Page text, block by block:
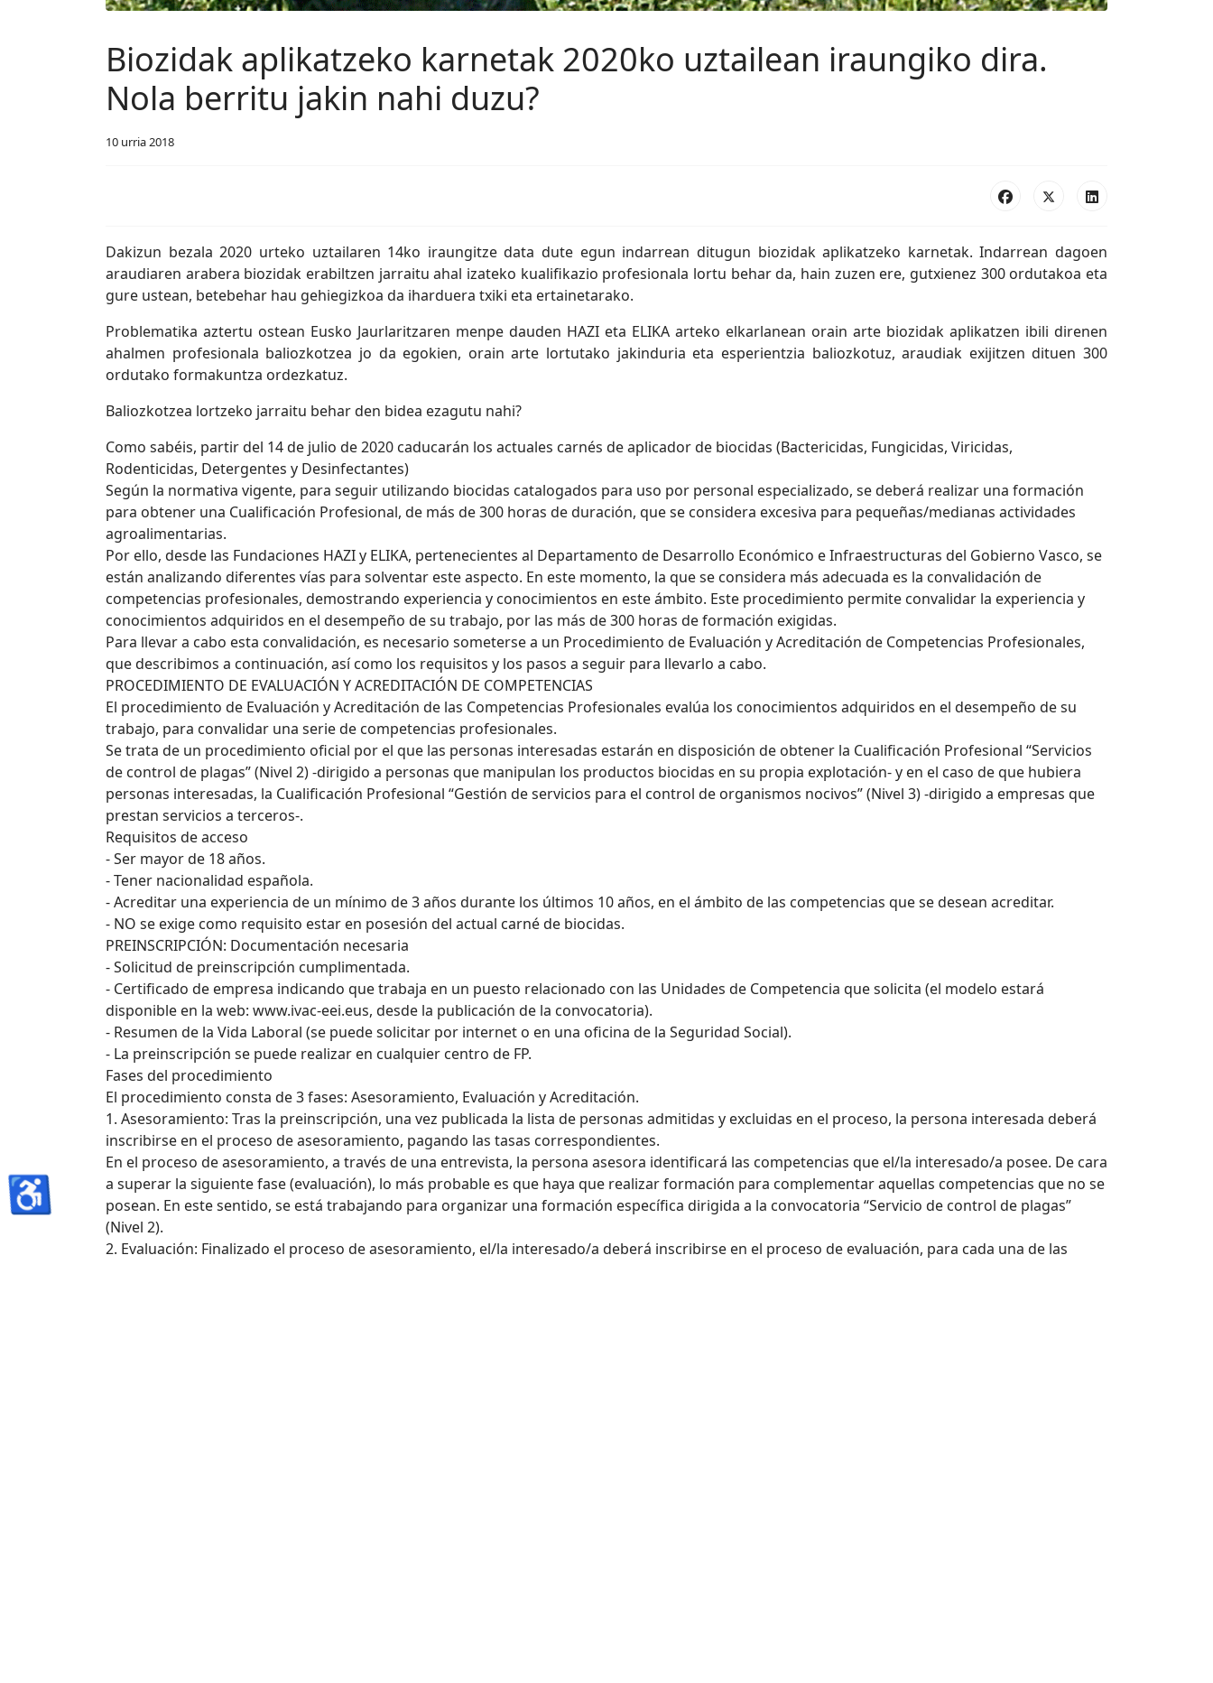
Biozidak aplikatzeko karnetak 2020ko uztailean iraungiko dira.
Nola berritu jakin nahi duzu?
10 urria 2018
Dakizun bezala 2020 urteko uztailaren 14ko iraungitze data dute egun indarrean ditugun biozidak aplikatzeko karnetak. Indarrean dagoen
araudiaren arabera biozidak erabiltzen jarraitu ahal izateko kualifikazio profesionala lortu behar da, hain zuzen ere, gutxienez 300 ordutakoa eta
gure ustean, betebehar hau gehiegizkoa da iharduera txiki eta ertainetarako.
Problematika aztertu ostean Eusko Jaurlaritzaren menpe dauden HAZI eta ELIKA arteko elkarlanean orain arte biozidak aplikatzen ibili direnen
ahalmen profesionala baliozkotzea jo da egokien, orain arte lortutako jakinduria eta esperientzia baliozkotuz, araudiak exijitzen dituen 300
ordutako formakuntza ordezkatuz.
Baliozkotzea lortzeko jarraitu behar den bidea ezagutu nahi?
Como sabéis, partir del 14 de julio de 2020 caducarán los actuales carnés de aplicador de biocidas (Bactericidas, Fungicidas, Viricidas,
Rodenticidas, Detergentes y Desinfectantes)
Según la normativa vigente, para seguir utilizando biocidas catalogados para uso por personal especializado, se deberá realizar una formación
para obtener una Cualificación Profesional, de más de 300 horas de duración, que se considera excesiva para pequeñas/medianas actividades
agroalimentarias.
Por ello, desde las Fundaciones HAZI y ELIKA, pertenecientes al Departamento de Desarrollo Económico e Infraestructuras del Gobierno Vasco, se
están analizando diferentes vías para solventar este aspecto. En este momento, la que se considera más adecuada es la convalidación de
competencias profesionales, demostrando experiencia y conocimientos en este ámbito. Este procedimiento permite convalidar la experiencia y
conocimientos adquiridos en el desempeño de su trabajo, por las más de 300 horas de formación exigidas.
Para llevar a cabo esta convalidación, es necesario someterse a un Procedimiento de Evaluación y Acreditación de Competencias Profesionales,
que describimos a continuación, así como los requisitos y los pasos a seguir para llevarlo a cabo.
PROCEDIMIENTO DE EVALUACIÓN Y ACREDITACIÓN DE COMPETENCIAS
El procedimiento de Evaluación y Acreditación de las Competencias Profesionales evalúa los conocimientos adquiridos en el desempeño de su
trabajo, para convalidar una serie de competencias profesionales.
Se trata de un procedimiento oficial por el que las personas interesadas estarán en disposición de obtener la Cualificación Profesional “Servicios
de control de plagas” (Nivel 2) -dirigido a personas que manipulan los productos biocidas en su propia explotación- y en el caso de que hubiera
personas interesadas, la Cualificación Profesional “Gestión de servicios para el control de organismos nocivos” (Nivel 3) -dirigido a empresas que
prestan servicios a terceros-.
Requisitos de acceso
- Ser mayor de 18 años.
- Tener nacionalidad española.
- Acreditar una experiencia de un mínimo de 3 años durante los últimos 10 años, en el ámbito de las competencias que se desean acreditar.
- NO se exige como requisito estar en posesión del actual carné de biocidas.
PREINSCRIPCIÓN: Documentación necesaria
- Solicitud de preinscripción cumplimentada.
- Certificado de empresa indicando que trabaja en un puesto relacionado con las Unidades de Competencia que solicita (el modelo estará
disponible en la web: www.ivac-eei.eus, desde la publicación de la convocatoria).
- Resumen de la Vida Laboral (se puede solicitar por internet o en una oficina de la Seguridad Social).
- La preinscripción se puede realizar en cualquier centro de FP.
Fases del procedimiento
El procedimiento consta de 3 fases: Asesoramiento, Evaluación y Acreditación.
1. Asesoramiento: Tras la preinscripción, una vez publicada la lista de personas admitidas y excluidas en el proceso, la persona interesada deberá
inscribirse en el proceso de asesoramiento, pagando las tasas correspondientes.
En el proceso de asesoramiento, a través de una entrevista, la persona asesora identificará las competencias que el/la interesado/a posee. De cara
a superar la siguiente fase (evaluación), lo más probable es que haya que realizar formación para complementar aquellas competencias que no se
posean. En este sentido, se está trabajando para organizar una formación específica dirigida a la convocatoria “Servicio de control de plagas”
(Nivel 2).
2. Evaluación: Finalizado el proceso de asesoramiento, el/la interesado/a deberá inscribirse en el proceso de evaluación, para cada una de las